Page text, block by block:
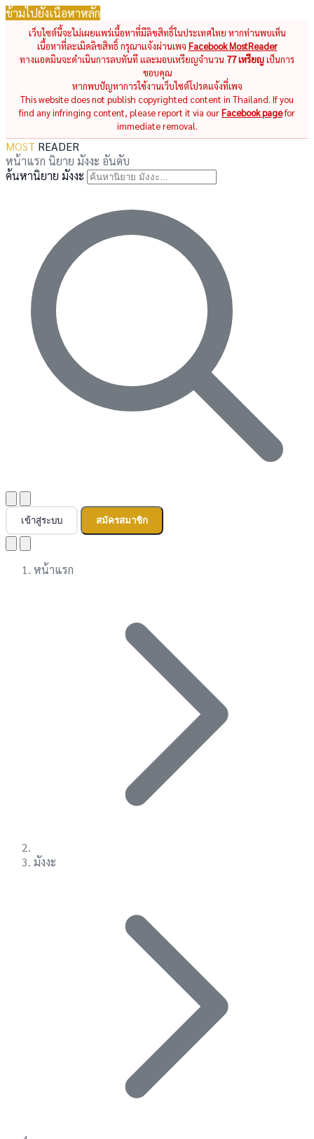
ข้ามไปยังเนื้อหาหลัก
เว็บไซต์นี้จะไม่เผยแพร่เนื้อหาที่มีลิขสิทธิ์ในประเทศไทย หากท่านพบเห็น
เนื้อหาที่ละเมิดลิขสิทธิ์ กรุณาแจ้งผ่านเพจ Facebook MostReader
ทางแอดมินจะดำเนินการลบทันที และมอบเหรียญจำนวน 77 เหรียญเป็นการ
ขอบคุณ
หากพบปัญหาการใช้งานเว็บไซต์โปรดแจ้งที่เพจ
This website does not publish copyrighted content in Thailand. If you
find any infringing content, please report it via ourFacebook pagefor
immediate removal.
MOST READER
หน้าแรก นิยาย มังงะ อันดับ
ค้นหานิยาย มังงะ
เข้าสู่ระบบ สมัครสมาชิก
หน้าแรก
มังงะ